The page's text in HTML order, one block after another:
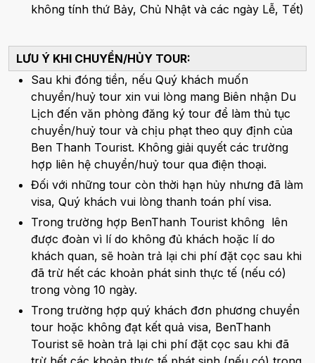
không tính thứ Bảy, Chủ Nhật và các ngày Lễ, Tết)
LƯU Ý KHI CHUYỂN/HỦY TOUR:
Sau khi đóng tiền, nếu Quý khách muốn
chuyển/huỷ tour xin vui lòng mang Biên nhận Du
Lịch đến văn phòng đăng ký tour để làm thủ tục
chuyển/huỷ tour và chịu phạt theo quy định của
Ben Thanh Tourist. Không giải quyết các trường
hợp liên hệ chuyển/huỷ tour qua điện thoại.
Đối với những tour còn thời hạn hủy nhưng đã làm
visa, Quý khách vui lòng thanh toán phí visa.
Trong trường hợp BenThanh Tourist không lên
được đoàn vì lí do không đủ khách hoặc lí do
khách quan, sẽ hoàn trả lại chi phí đặt cọc sau khi
đã trừ hết các khoản phát sinh thực tế (nếu có)
trong vòng 10 ngày.
Trong trường hợp quý khách đơn phương chuyển
tour hoặc không đạt kết quả visa, BenThanh
Tourist sẽ hoàn trả lại chi phí đặt cọc sau khi đã